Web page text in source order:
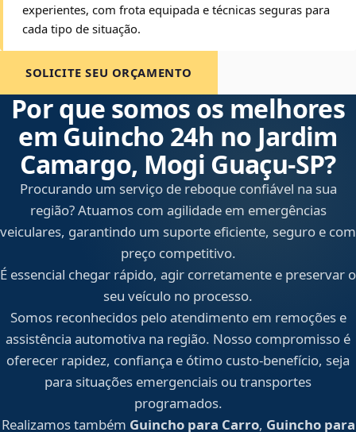
experientes, com frota equipada e técnicas seguras para
cada tipo de situação.
SOLICITE SEU ORÇAMENTO
Por que somos os melhores
em Guincho 24h no Jardim
Camargo, Mogi Guaçu‑SP?
Procurando um serviço de reboque confiável na sua
região? Atuamos com agilidade em emergências
veiculares, garantindo um suporte eficiente, seguro e com
preço competitivo.
É essencial chegar rápido, agir corretamente e preservar o
seu veículo no processo.
Somos reconhecidos pelo atendimento em remoções e
assistência automotiva na região. Nosso compromisso é
oferecer rapidez, confiança e ótimo custo-benefício, seja
para situações emergenciais ou transportes
programados.
Realizamos também Guincho para Carro, Guincho para